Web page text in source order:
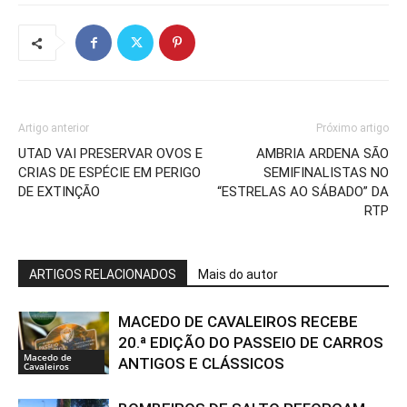
Artigo anterior
UTAD VAI PRESERVAR OVOS E
CRIAS DE ESPÉCIE EM PERIGO
DE EXTINÇÃO
Próximo artigo
AMBRIA ARDENA SÃO
SEMIFINALISTAS NO
“ESTRELAS AO SÁBADO” DA
RTP
ARTIGOS RELACIONADOS Mais do autor
Macedo de
Cavaleiros
MACEDO DE CAVALEIROS RECEBE
20.ª EDIÇÃO DO PASSEIO DE CARROS
ANTIGOS E CLÁSSICOS